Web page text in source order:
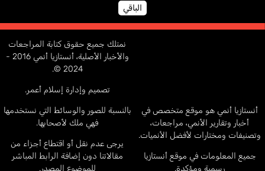
الباقي
أنستازيا أنمي هو موقع متخصص في
أخبار وتقارير الأنمي، مراجعات،
وتصنيفات ومختارات لأفضل الأنميات.
جميع المعلومات في موقع أنستازيا
رسمية ومؤكدة.
نمتلك جميع حقوق كتابة المراجعات
والأخبار الأصلية، أنستازيا أنمي 2016 -
2024 ©.
تصميم وإدارة إسلام أعمر.
بالنسبة للصور والوسائط التي نستخدمها
فهي ملك لأصحابها.
يرجى عدم نقل أو اقتطاع أجزاء من
مقالاتنا دون إضافة الرابط المباشر
للموضوع المصدر.